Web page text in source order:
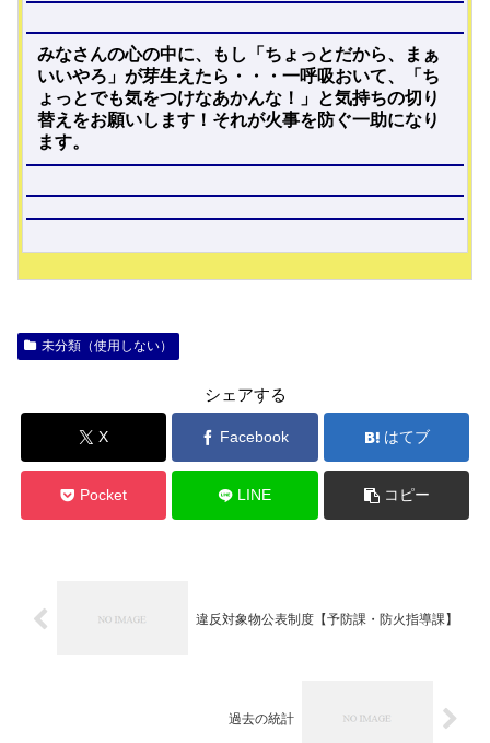
みなさんの心の中に、もし「ちょっとだから、まぁ
いいやろ」が芽生えたら・・・一呼吸おいて、「ち
ょっとでも気をつけなあかんな！」と気持ちの切り
替えをお願いします！それが火事を防ぐ一助になり
ます。
未分類（使用しない）
シェアする
X Facebook はてブ
Pocket LINE コピー
違反対象物公表制度【予防課・防火指導課】
過去の統計